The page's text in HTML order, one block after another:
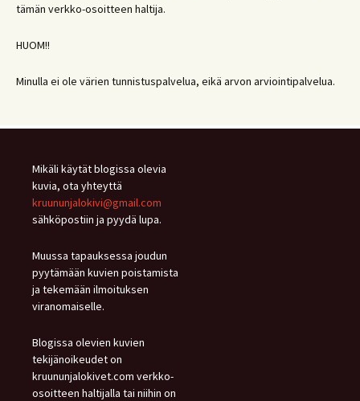
tämän verkko-osoitteen haltija.
HUOM!!
Minulla ei ole värien tunnistuspalvelua, eikä arvon arviointipalvelua.
Mikäli käytät blogissa olevia
kuvia, ota yhteyttä
kruununjalokivi@gmail.com
sähköpostiin ja pyydä lupa.
Muussa tapauksessa joudun
pyytämään kuvien poistamista
ja tekemään ilmoituksen
viranomaiselle.
Blogissa olevien kuvien
tekijänoikeudet on
kruununjalokivet.com verkko-
osoitteen haltijalla tai niihin on